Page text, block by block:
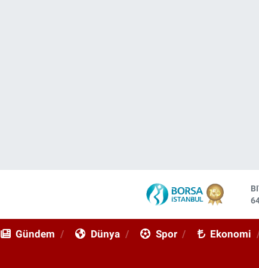
Gündem Dünya Spor Ekonomi